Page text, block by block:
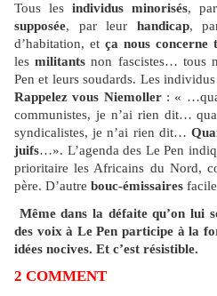
Tous les individus minorisés,
supposée, par leur handicap,
d’habitation, et ça nous concerne
lesmilitants non fascistes… tous
Pen et leurs soudards. Les
Rappelez vous Niemoller : «
communistes, je n’ai rien dit…
syndicalistes, je n’ai rien dit…
juifs…». L’agenda des Le Pen
prioritaire les Africains du Nord,
père. D’autre bouc-émissaires
Même dans la défaite qu’on lui
des voix à Le Pen participe à la
idées nocives. Et c’est résistible.
2 COMMENT